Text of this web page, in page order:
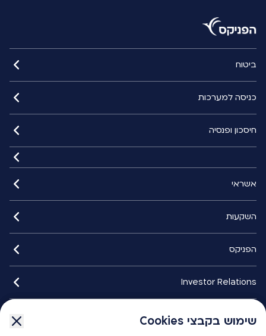
שימוש בקבצי Cookies
ביטוח
כניסה למערכות
חיסכון ופנסיה
אשראי
השקעות
הפניקס
Investor Relations
שימוש בקבצי Cookies